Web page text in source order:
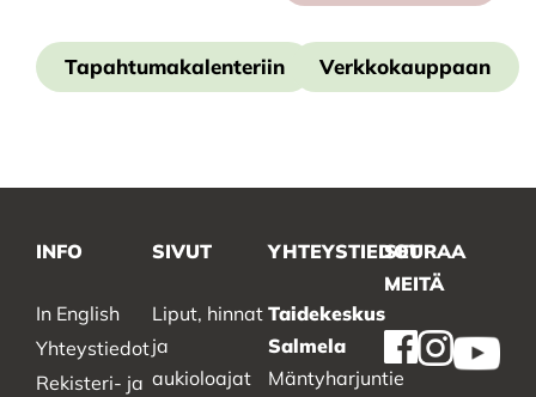
Tapahtumakalenteriin Verkkokauppaan
INFO
In English
Yhteystiedot
Rekisteri- ja
SIVUT
Liput, hinnat
ja
aukioloajat
YHTEYSTIEDOT
Taidekeskus
Salmela
Mäntyharjuntie
SEURAA
MEITÄ